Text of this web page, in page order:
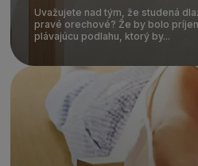
Uvažujete nad tým, že studená
pravé orechové? Že by bolo
plávajúcu podlahu, ktorý by...